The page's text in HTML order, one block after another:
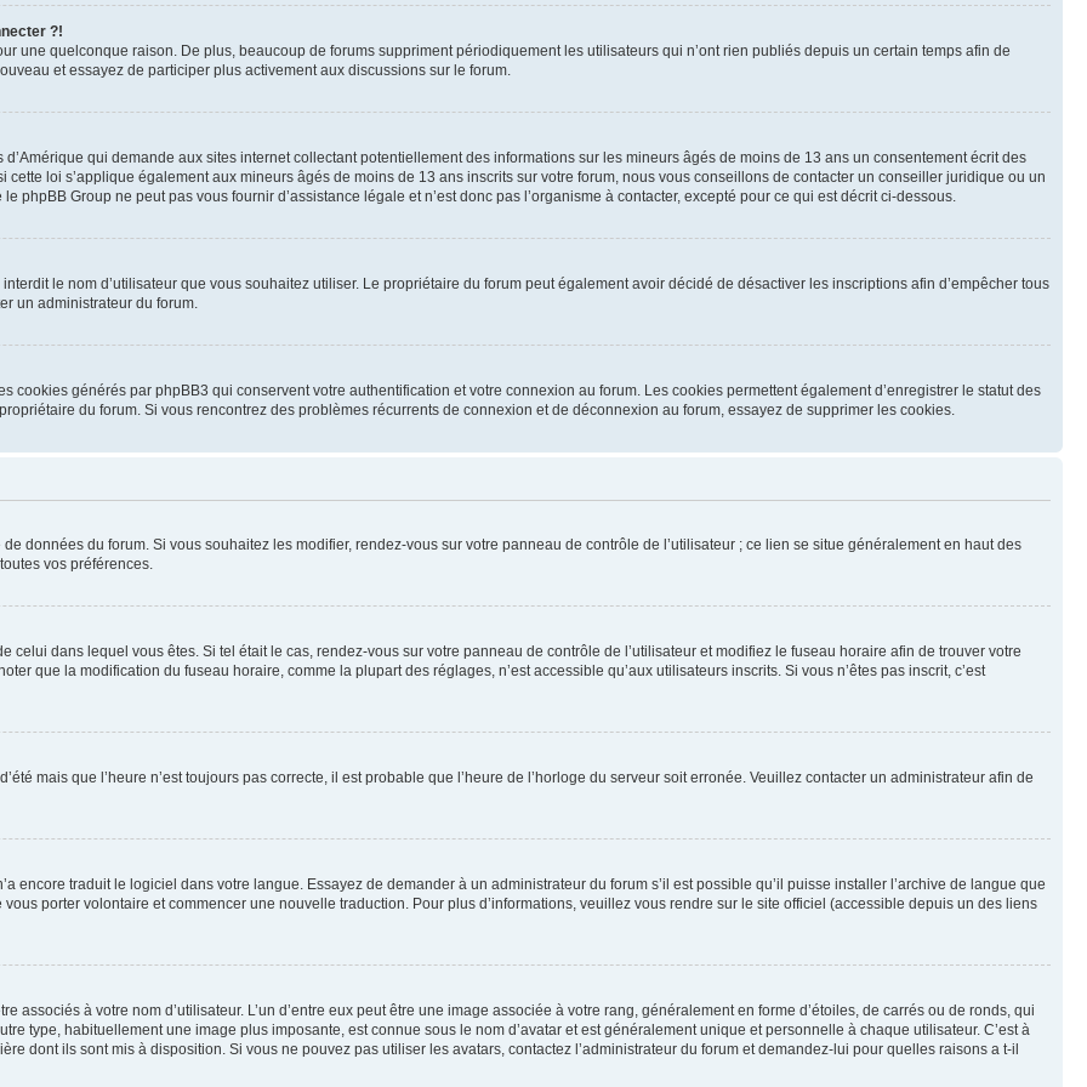
?!
une quelconque raison. De plus, beaucoup de forums suppriment périodiquement les utilisateurs qui n’ont rien publiés depuis un certain temps afin de
et essayez de participer plus activement aux discussions sur le forum.
qui demande aux sites internet collectant potentiellement des informations sur les mineurs âgés de moins de 13 ans un consentement écrit des
loi s’applique également aux mineurs âgés de moins de 13 ans inscrits sur votre forum, nous vous conseillons de contacter un conseiller juridique ou un
phpBB Group ne peut pas vous fournir d’assistance légale et n’est donc pas l’organisme à contacter, excepté pour ce qui est décrit ci-dessous.
le nom d’utilisateur que vous souhaitez utiliser. Le propriétaire du forum peut également avoir décidé de désactiver les inscriptions afin d’empêcher tous
un administrateur du forum.
cookies générés par phpBB3 qui conservent votre authentification et votre connexion au forum. Les cookies permettent également d’enregistrer le statut des
du forum. Si vous rencontrez des problèmes récurrents de connexion et de déconnexion au forum, essayez de supprimer les cookies.
données du forum. Si vous souhaitez les modifier, rendez-vous sur votre panneau de contrôle de l’utilisateur ; ce lien se situe généralement en haut des
vos préférences.
celui dans lequel vous êtes. Si tel était le cas, rendez-vous sur votre panneau de contrôle de l’utilisateur et modifiez le fuseau horaire afin de trouver votre
que la modification du fuseau horaire, comme la plupart des réglages, n’est accessible qu’aux utilisateurs inscrits. Si vous n’êtes pas inscrit, c’est
mais que l’heure n’est toujours pas correcte, il est probable que l’heure de l’horloge du serveur soit erronée. Veuillez contacter un administrateur afin de
encore traduit le logiciel dans votre langue. Essayez de demander à un administrateur du forum s’il est possible qu’il puisse installer l’archive de langue que
porter volontaire et commencer une nouvelle traduction. Pour plus d’informations, veuillez vous rendre sur le site officiel (accessible depuis un des liens
associés à votre nom d’utilisateur. L’un d’entre eux peut être une image associée à votre rang, généralement en forme d’étoiles, de carrés ou de ronds, qui
type, habituellement une image plus imposante, est connue sous le nom d’avatar et est généralement unique et personnelle à chaque utilisateur. C’est à
dont ils sont mis à disposition. Si vous ne pouvez pas utiliser les avatars, contactez l’administrateur du forum et demandez-lui pour quelles raisons a t-il